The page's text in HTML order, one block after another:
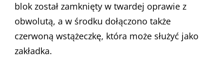
blok został zamknięty w twardej oprawie z
obwolutą, a w środku dołączono także
czerwoną wstążeczkę, która może służyć jako
zakładka.